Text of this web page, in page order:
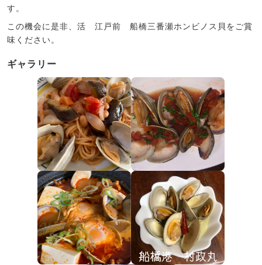
す。
この機会に是非、活 江戸前 船橋三番瀬ホンビノス貝をご賞
味ください。
ギャラリー